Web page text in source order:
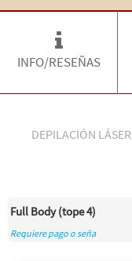
INFO/RESEÑAS
DEPILACIÓN LÁSER
Full Body (tope 4)
Requiere pago o seña